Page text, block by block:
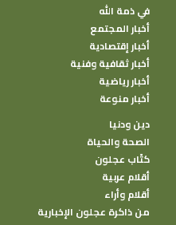
في ذمة الله
أخبار المجتمع
أخبار إقتصادية
أخبار ثقافية وفنية
أخبار رياضية
أخبار منوعة
دين ودنيا
الصحة والحياة
كتًاب عجلون
أقلام عربية
أقلام وأراء
من ذاكرة عجلون الإخبارية